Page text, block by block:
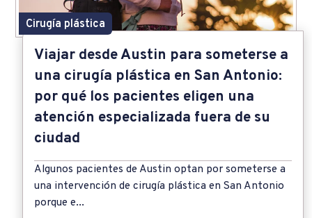
Viajar desde Austin para someterse a
una cirugía plástica en San Antonio:
por qué los pacientes eligen una
atención especializada fuera de su
ciudad
Algunos pacientes de Austin optan por someterse a
una intervención de cirugía plástica en San Antonio
porque e...
Cirugía plástica